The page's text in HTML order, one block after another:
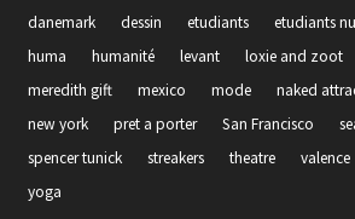
danemark
dessin etudiants etudiants
huma
humanité levant loxie and zoot
meredith gift
mexico mode naked
new york
pret a porter San Francisco
spencer tunick
streakers theatre valence
yoga